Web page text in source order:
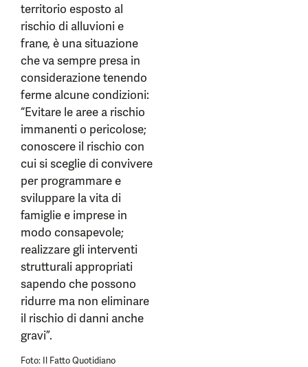
territorio esposto al
rischio di alluvioni e
frane, è una situazione
che va sempre presa in
considerazione tenendo
ferme alcune condizioni:
“Evitare le aree a rischio
immanenti o pericolose;
conoscere il rischio con
cui si sceglie di convivere
per programmare e
sviluppare la vita di
famiglie e imprese in
modo consapevole;
realizzare gli interventi
strutturali appropriati
sapendo che possono
ridurre ma non eliminare
il rischio di danni anche
gravi”.
Foto: Il Fatto Quotidiano